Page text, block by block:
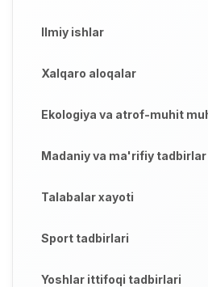
Ilmiy ishlar
Xalqaro aloqalar
Ekologiya va atrof-muhit
Madaniy va ma'rifiy tadbirlar
Talabalar xayoti
Sport tadbirlari
Yoshlar ittifoqi tadbirlari